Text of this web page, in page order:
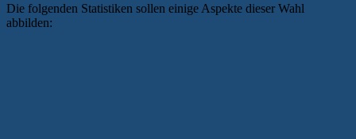
Die folgenden Statistiken sollen einige Aspekte dieser Wahl
abbilden: